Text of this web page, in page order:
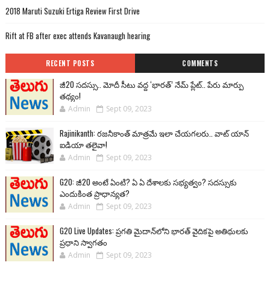
2018 Maruti Suzuki Ertiga Review First Drive
Rift at FB after exec attends Kavanaugh hearing
RECENT POSTS COMMENTS
జీ20 సదస్సు.. మోదీ సీటు వద్ద ‘భారత్’ నేమ్ ప్లేట్‌.. పేరు మార్పు
తథ్యం!
Admin Sept 09, 2023
Rajinikanth: రజనీకాంత్ మాత్రమే ఇలా చేయగలరు.. వాట్ యాన్
ఐడియా తలైవా!
Admin Sept 09, 2023
G20: జీ20 అంటే ఏంటి? ఏ ఏ దేశాలకు సభ్యత్వం? సదస్సుకు
ఎందుకింత ప్రాధాన్యత?
Admin Sept 09, 2023
G20 Live Updates: ప్రగతి మైదాన్‌లోని భారత్ వైదికపై అతిథులకు
ప్రధాని స్వాగతం
Admin Sept 09, 2023